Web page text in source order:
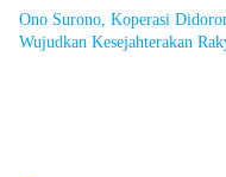
Ono Surono, Koperasi
Wujudkan Kesejahterakan